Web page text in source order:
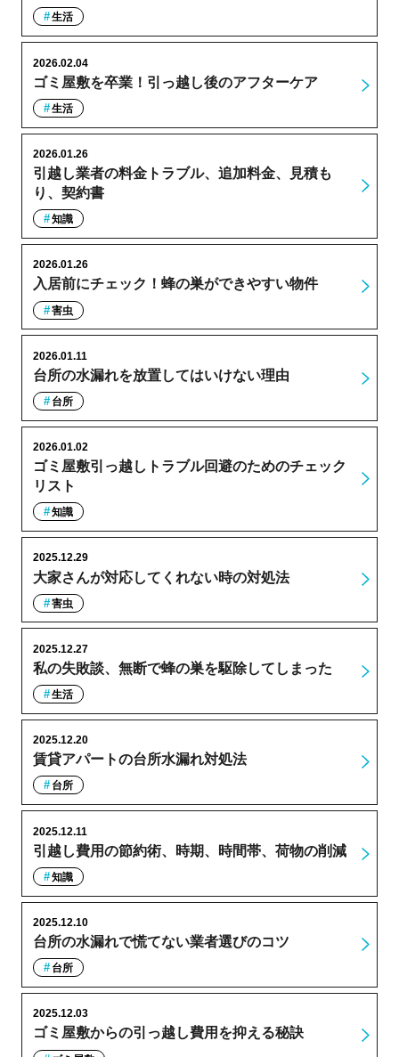
生活
ゴミ屋敷を卒業！引っ越し後のアフターケア
2026.02.04
生活
引越し業者の料金トラブル、追加料金、見積も
り、契約書
2026.01.26
知識
入居前にチェック！蜂の巣ができやすい物件
2026.01.26
害虫
台所の水漏れを放置してはいけない理由
2026.01.11
台所
ゴミ屋敷引っ越しトラブル回避のためのチェック
リスト
2026.01.02
知識
大家さんが対応してくれない時の対処法
2025.12.29
害虫
私の失敗談、無断で蜂の巣を駆除してしまった
2025.12.27
生活
賃貸アパートの台所水漏れ対処法
2025.12.20
台所
引越し費用の節約術、時期、時間帯、荷物の削減
2025.12.11
知識
台所の水漏れで慌てない業者選びのコツ
2025.12.10
台所
ゴミ屋敷からの引っ越し費用を抑える秘訣
2025.12.03